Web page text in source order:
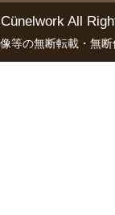
All
等の無断転載・無